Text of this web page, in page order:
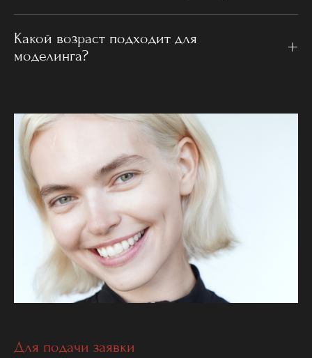
Какой возраст подходит для
моделинга?
Для подачи заявки